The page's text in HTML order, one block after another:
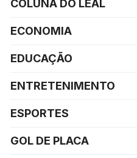
COLUNA DO LEAL
ECONOMIA
EDUCAÇÃO
ENTRETENIMENTO
ESPORTES
GOL DE PLACA